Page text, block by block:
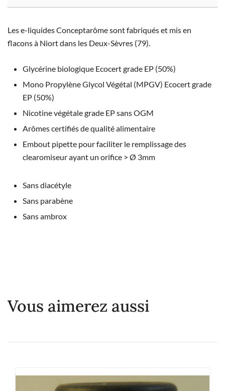
Les e-liquides Conceptarôme sont fabriqués et mis en
flacons à Niort dans les Deux-Sèvres (79).
Glycérine biologique Ecocert grade EP (50%)
Mono Propylène Glycol Végétal (MPGV) Ecocert grade
EP (50%)
Nicotine végétale grade EP sans OGM
Arômes certifiés de qualité alimentaire
Embout pipette pour faciliter le remplissage des
clearomiseur ayant un orifice > Ø 3mm
Sans diacétyle
Sans parabène
Sans ambrox
Vous aimerez aussi